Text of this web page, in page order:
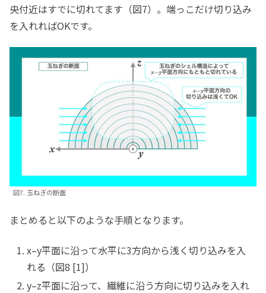
央付近はすでに切れてます（図7）。端っこだけ切り込み
を入れればOKです。
図7. 玉ねぎの断面
まとめると以下のような手順となります。
x–y平面に沿って水平に3方向から浅く切り込みを入
れる（図8 [1]）
y–z平面に沿って、繊維に沿う方向に切り込みを入れ